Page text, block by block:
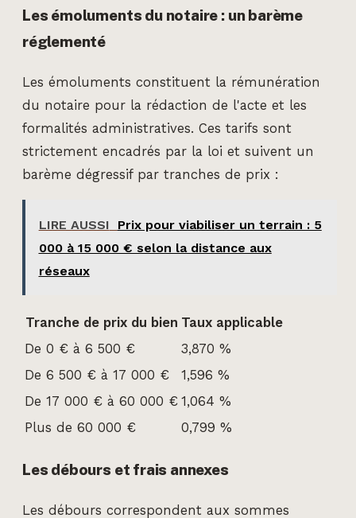
Les émoluments du notaire : un barème
réglementé
Les émoluments constituent la rémunération
du notaire pour la rédaction de l'acte et les
formalités administratives. Ces tarifs sont
strictement encadrés par la loi et suivent un
barème dégressif par tranches de prix :
LIRE AUSSI
Prix pour viabiliser un terrain : 5
000 à 15 000 € selon la distance aux
réseaux
Tranche de prix du bien Taux applicable
De 0 € à 6 500 €
3,870 %
De 6 500 € à 17 000 €
1,596 %
De 17 000 € à 60 000 € 1,064 %
Plus de 60 000 €
0,799 %
Les débours et frais annexes
Les débours correspondent aux sommes